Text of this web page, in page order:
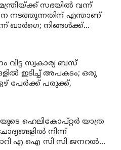
സഭയില്‍ വന്ന്
നടത്തുന്നതിന് എന്താണ്
ഖാര്‍ഗെ; നിങ്ങള്‍ക്ക്
വിട്ട സ്വകാര്യ ബസ്
ഇടിച്ച് അപകടം; ഒരു
പേര്‍ക്ക് പരുക്ക്,
ഹെലികോപ്റ്റർ യാത്ര
നിന്ന്
എ ഐ സി സി ജനറൽ